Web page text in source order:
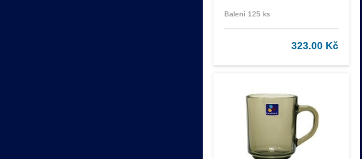
Balení 125 ks
323.00 Kč